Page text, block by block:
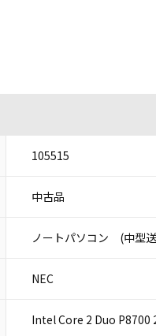
105515
中古品
ノートパソコン (中型
NEC
Intel Core 2 Duo P8700